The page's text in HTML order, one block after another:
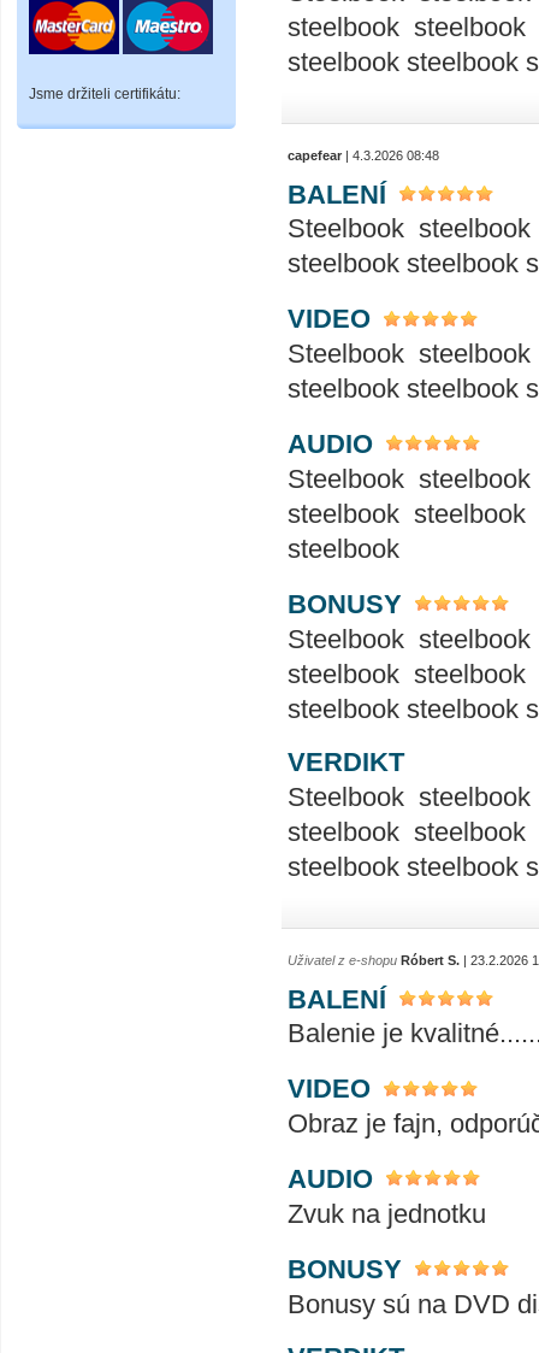
Jsme držiteli certifikátu:
steelbook
steelbook steelbook
capefear | 4.3.2026 08:48
BALENÍ
Steelbook
steelbook steelbook
VIDEO
Steelbook
steelbook steelbook
AUDIO
Steelbook
steelbook
steelbook
BONUSY
Steelbook
steelbook
steelbook steelbook
VERDIKT
Steelbook
steelbook
steelbook steelbook
Uživatel z e-shopu Róbert S. | 23.2.2026
BALENÍ
Balenie je
VIDEO
Obraz je fajn,
AUDIO
Zvuk na jednotku
BONUSY
Bonusy sú na DVD